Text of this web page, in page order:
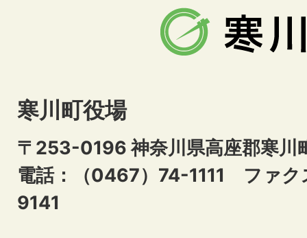
寒川町役場
〒253-0196 神奈川県高座郡寒川
電話：（0467）74-1111 ファ
9141